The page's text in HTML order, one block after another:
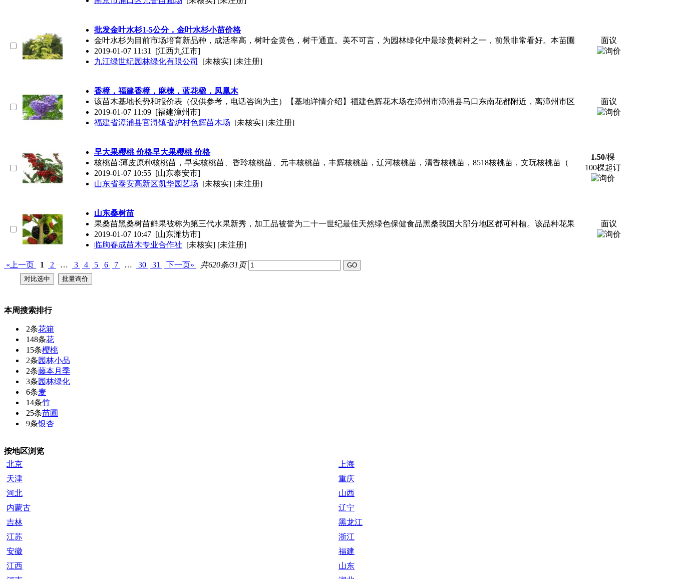
批发金叶水杉1-5公分，金叶水杉小苗价格
金叶水杉为目前市场培育新品种，成活率高，树叶金黄色，树干通直。美不可言，为园林绿化中最珍贵树种之一，前景非常看好。本苗圃
2019-01-07 11:31 [江西九江市]
九江绿世纪园林绿化有限公司
[未核实] [未注册]
面议
香樟，福建香樟，麻楝，蓝花楹，凤凰木
该苗木基地长势和报价表（仅供参考，电话咨询为主）【基地详情介绍】福建色辉花木场在漳州市漳浦县马口东南花都附近，离漳州市区
2019-01-07 11:09 [福建漳州市]
福建省漳浦县官浔镇省炉村色辉苗木场 [未核实] [未注册]
面议
早大果樱桃 价格早大果樱桃 价格
核桃苗:薄皮原种核桃苗，早实核桃苗、香玲核桃苗、元丰核桃苗，丰辉核桃苗，辽河核桃苗，清香核桃苗，8518核桃苗，文玩核桃苗（
2019-01-07 10:55 [山东泰安市]
山东省泰安高新区凯华园艺场 [未核实] [未注册]
1.50/棵
100棵起订
山东桑树苗
果桑苗黑桑树苗鲜果被称为第三代水果新秀，加工品被誉为二十一世纪最佳天然绿色保健食品黑桑我国大部分地区都可种植。该品种花果
2019-01-07 10:47 [山东潍坊市]
临朐春成苗木专业合作社 [未核实] [未注册]
面议
«上一页 1 2 … 3 4 5 6 7 … 30 31 下一页» 共620条/31页
本周搜索排行
2条花箱
148条花
15条樱桃
2条园林小品
2条藤本月季
3条园林绿化
6条麦
14条竹
25条苗圃
9条银杏
按地区浏览
北京
上海
天津
重庆
河北
山西
内蒙古
辽宁
吉林
黑龙江
江苏
浙江
安徽
福建
江西
山东